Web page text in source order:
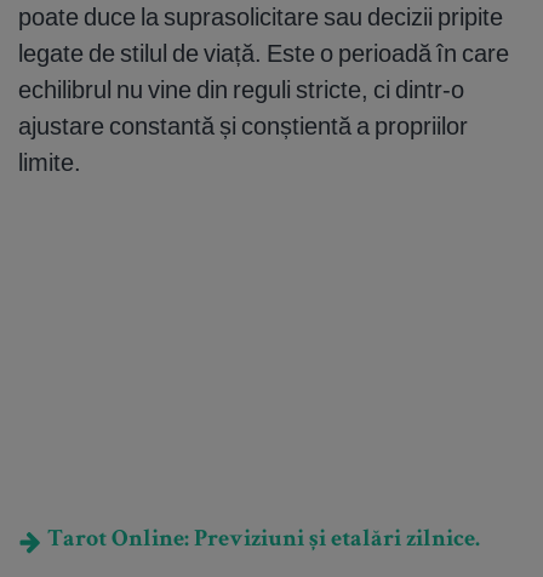
poate duce la suprasolicitare sau decizii pripite
legate de stilul de viață. Este o perioadă în care
echilibrul nu vine din reguli stricte, ci dintr-o
ajustare constantă și conștientă a propriilor
limite.
Tarot Online: Previziuni și etalări zilnice.